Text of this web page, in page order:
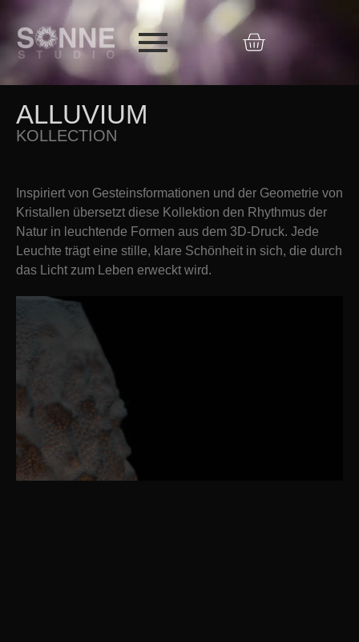
ALLUVIUM
KOLLECTION
Inspiriert von Gesteinsformationen und der Geometrie von
Kristallen übersetzt diese Kollektion den Rhythmus der
Natur in leuchtende Formen aus dem 3D-Druck. Jede
Leuchte trägt eine stille, klare Schönheit in sich, die durch
das Licht zum Leben erweckt wird.